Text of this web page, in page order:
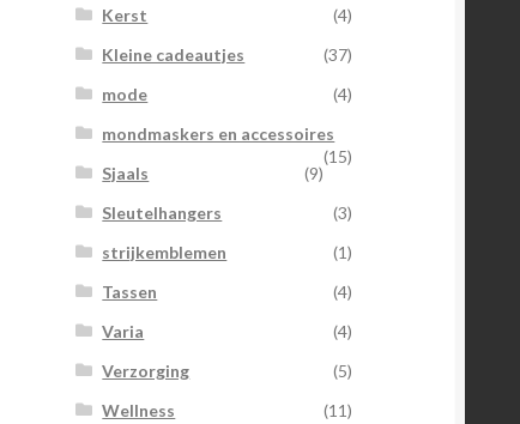
Kerst
(4)
Kleine cadeautjes
(37)
mode
(4)
mondmaskers en accessoires
(15)
Sjaals
(9)
Sleutelhangers
(3)
strijkemblemen
(1)
Tassen
(4)
Varia
(4)
Verzorging
(5)
Wellness
(11)